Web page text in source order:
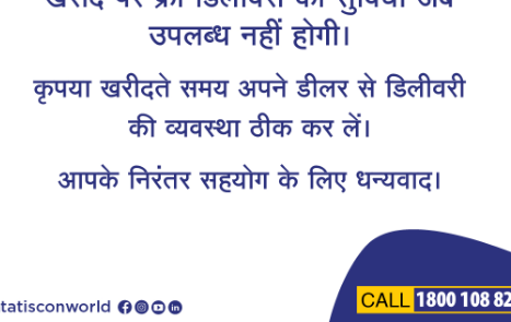
कैसे टीएमटी रीबार
भूकंप-प्रतिरोधक
है
भूकंप की संभावना वाले क्षेत्रों में
नहीं किया जा सकता है। मज़बूत
विशेष महत्व होता है, लेकिन भूकंप की
अटूट बनाए रखने वाला प्रमुख तत्व